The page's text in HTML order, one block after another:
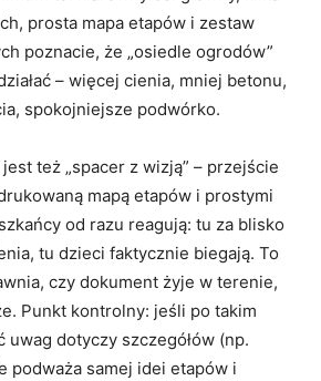
prosta mapa etapów i zestaw
poznacie, że „osiedle ogrodów”
– więcej cienia, mniej betonu,
spokojniejsze podwórko.
też „spacer z wizją” – przejście
mapą etapów i prostymi
od razu reagują: tu za blisko
tu dzieci faktycznie biegają. To
czy dokument żyje w terenie,
Punkt kontrolny: jeśli po takim
uwag dotyczy szczegółów (np.
podważa samej idei etapów i